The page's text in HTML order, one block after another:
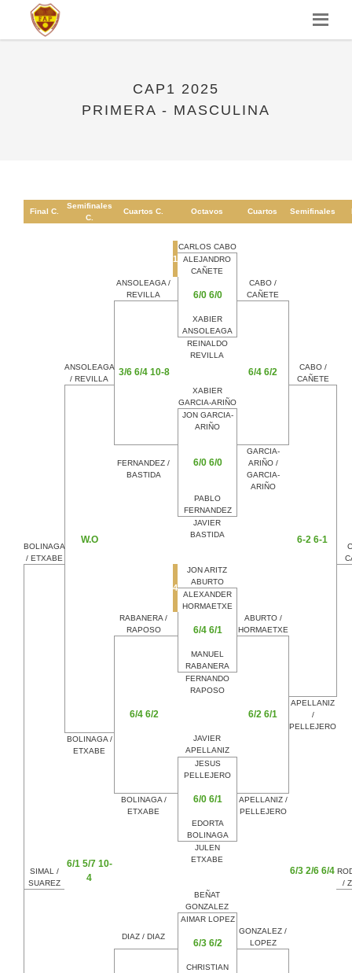
CAP1 2025
PRIMERA - MASCULINA
Final C.
Semifinales
C.
Cuartos C. Octavos Cuartos Semifinales
1
CARLOS CABO
ALEJANDRO
CAÑETE
ANSOLEAGA /
REVILLA
6/0 6/0
CABO /
CAÑETE
XABIER
ANSOLEAGA
3/6 6/4 10-8
REINALDO
REVILLA
6/4 6/2
ANSOLEAGA
/ REVILLA
CABO /
CAÑETE
XABIER
GARCIA-ARIÑO
JON GARCIA-
ARIÑO
6/0 6/0
W.O
FERNANDEZ /
BASTIDA
GARCIA-
ARIÑO /
GARCIA-
ARIÑO
6-2 6-1
PABLO
FERNANDEZ
JAVIER
BASTIDA
BOLINAGA
/ ETXABE
4
JON ARITZ
ABURTO
ALEXANDER
HORMAETXE
RABANERA /
RAPOSO
6/4 6/1
ABURTO /
HORMAETXE
MANUEL
RABANERA
6/4 6/2
FERNANDO
RAPOSO
6/2 6/1
APELLANIZ
/
PELLEJERO
BOLINAGA /
ETXABE
JAVIER
APELLANIZ
JESUS
PELLEJERO
6/0 6/1
6/1 5/7 10-
4
BOLINAGA /
ETXABE
APELLANIZ /
PELLEJERO
6/3 2/6 6/4
EDORTA
BOLINAGA
JULEN
ETXABE
SIMAL /
SUAREZ
/
BEÑAT
GONZALEZ
AIMAR LOPEZ
DIAZ / DIAZ
6/3 6/2
GONZALEZ /
LOPEZ
CHRISTIAN